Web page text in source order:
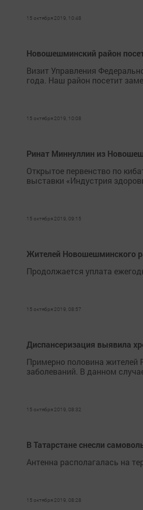
15 октября 2019, 10:48
Новошешминский район
Визит Управления
года. Наш район посетит
15 октября 2019, 10:08
Ринат Миннуллин из
Открытое первенство по
выставки «Индустрия
15 октября 2019, 09:15
Жителей Новошешминского
Продолжается уплата
15 октября 2019, 08:57
Диспансеризация выявила
Примерно половина жителей
заболеваний. В данном
15 октября 2019, 08:32
В Татарстане снесли
Антенна располагалась на
15 октября 2019, 08:28